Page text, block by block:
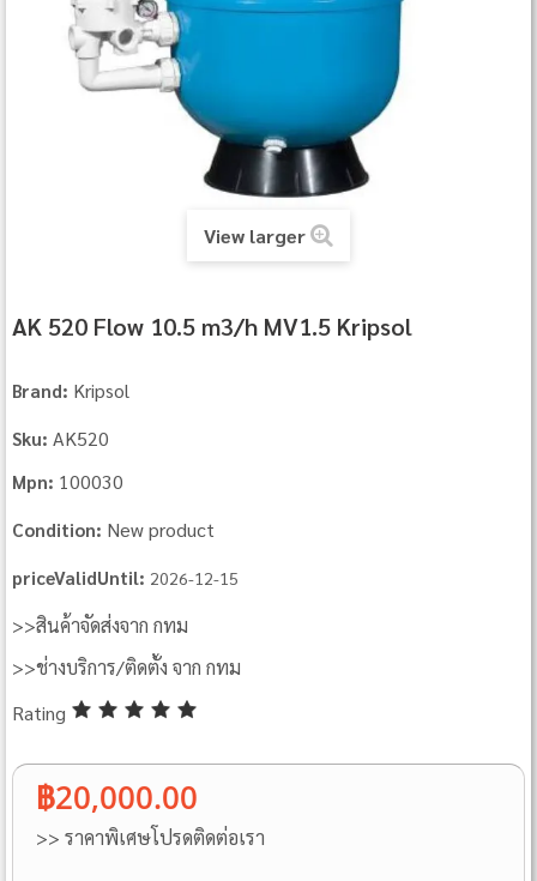
View larger
AK 520 Flow 10.5 m3/h MV1.5 Kripsol
Brand: Kripsol
Sku: AK520
Mpn: 100030
Condition: New product
priceValidUntil: 2026-12-15
>>สินค้าจัดส่งจาก กทม
>>ช่างบริการ/ติดตั้ง จาก กทม
Rating
฿20,000.00
>> ราคาพิเศษโปรดติดต่อเรา